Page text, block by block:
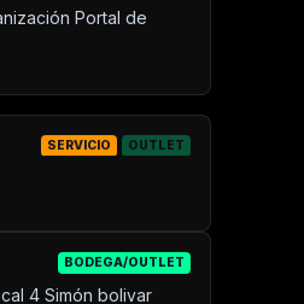
Portal de
BODEGA/OUTLET
4 Simón bolivar
SERVICIO OUTLET